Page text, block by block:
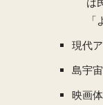
「
現代
島宇
映画